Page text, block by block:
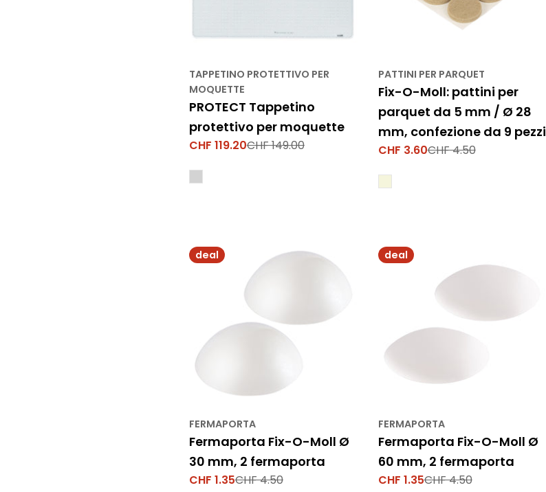
TAPPETINO PROTETTIVO PER
MOQUETTE
PROTECT Tappetino
protettivo per moquette
Prezzo
vendita
CHF 119.20
Prezzo
CHF 149.00
PATTINI PER PARQUET
Fix-O-Moll: pattini per
parquet da 5 mm / Ø 28
mm, confezione da 9 pezzi
Prezzo
vendita
CHF 3.60
Prezzo
CHF 4.50
deal
FERMAPORTA
Fermaporta Fix-O-Moll Ø
30 mm, 2 fermaporta
Prezzo
CHF 1.35
Prezzo CHF 4.50
deal
FERMAPORTA
Fermaporta Fix-O-Moll Ø
60 mm, 2 fermaporta
Prezzo
CHF 1.35
Prezzo CHF 4.50